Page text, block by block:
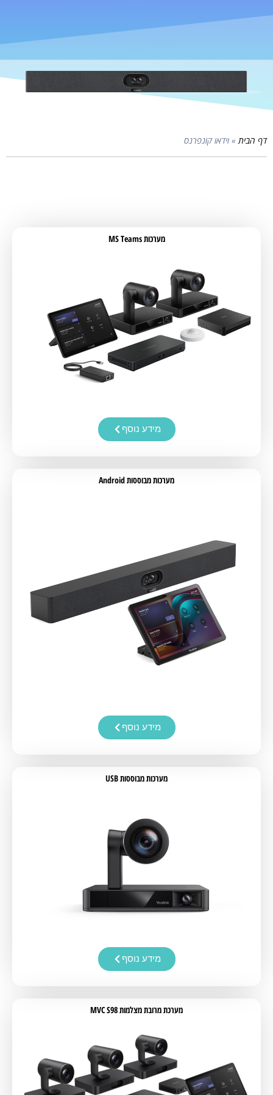
דף הבית » וידאו קונפרנס
מערכות MS Teams
מידע נוסף
מערכות מבוססות Android
מידע נוסף
מערכות מבוססות USB
מידע נוסף
מערכת מרובת מצלמות MVC S98